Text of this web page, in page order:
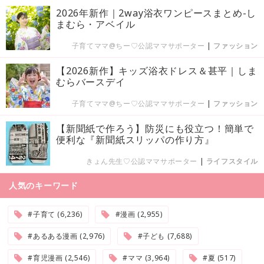
2026年新作｜2way浴衣ワンピースまとめ-し
まむら・アベイル
子育てママ@ちー♡公認ママサポーター | ファッション
【2026新作】キッズ浴衣ドレス＆甚平｜しま
むらバースデイ
子育てママ@ちー♡公認ママサポーター | ファッション
【新聞紙で作ろう】防災にも役立つ！簡単で
便利な『新聞紙スリッパの作り方』
きょん先生♡公認ママサポーター | ライフスタイル
人気のキーワード
#子育て (6,236) #漫画 (2,955)
#あるある漫画 (2,976) #子ども (7,688)
#育児漫画 (2,546) #ママ (3,964) #夏 (517)